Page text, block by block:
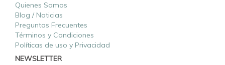
Quienes Somos
Blog / Noticias
Preguntas Frecuentes
Términos y Condiciones
Políticas de uso y Privacidad
NEWSLETTER